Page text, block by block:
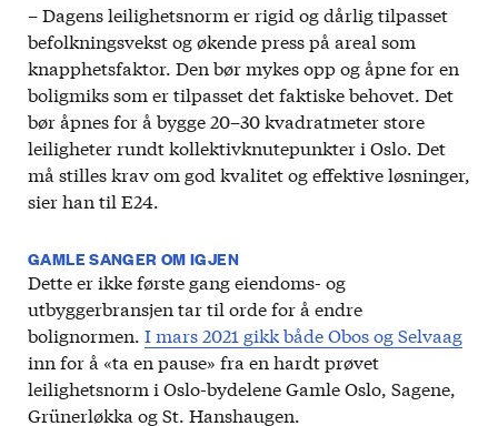
– Dagens leilighetsnorm er rigid og dårlig tilpasset
befolkningsvekst og økende press på areal som
knapphetsfaktor. Den bør mykes opp og åpne for en
boligmiks som er tilpasset det faktiske behovet. Det
bør åpnes for å bygge 20–30 kvadratmeter store
leiligheter rundt kollektivknutepunkter i Oslo. Det
må stilles krav om god kvalitet og effektive løsninger,
sier han til E24.
GAMLE SANGER OM IGJEN
Dette er ikke første gang eiendoms- og
utbyggerbransjen tar til orde for å endre
bolignormen. I mars 2021 gikk både Obos og Selvaag
inn for å «ta en pause» fra en hardt prøvet
leilighetsnorm i Oslo-bydelene Gamle Oslo, Sagene,
Grünerløkka og St. Hanshaugen.